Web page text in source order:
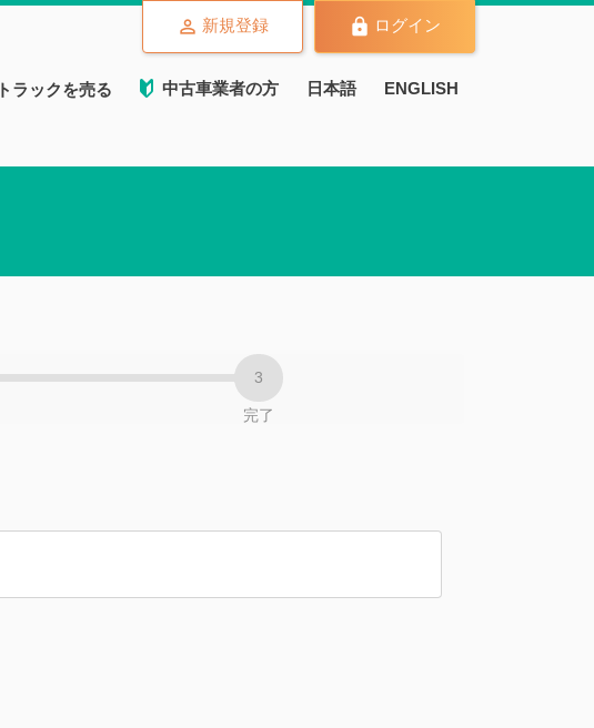
トラックを売る 中古車業者の方 日本語 ENGLISH
新規登録 ログイン
完了